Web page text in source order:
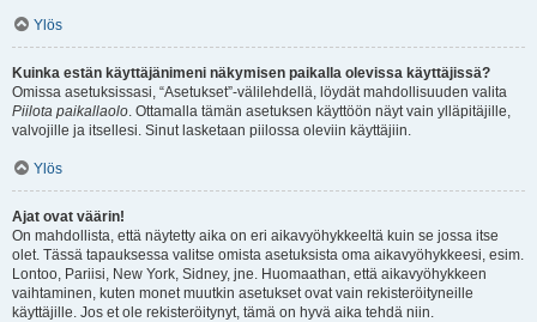
Ylös
Kuinka estän käyttäjänimeni näkymisen paikalla olevissa käyttäjissä?
Omissa asetuksissasi, “Asetukset”-välilehdellä, löydät mahdollisuuden valita
Piilota paikallaolo. Ottamalla tämän asetuksen käyttöön näyt vain ylläpitäjille,
valvojille ja itsellesi. Sinut lasketaan piilossa oleviin käyttäjiin.
Ylös
Ajat ovat väärin!
On mahdollista, että näytetty aika on eri aikavyöhykkeeltä kuin se jossa itse
olet. Tässä tapauksessa valitse omista asetuksista oma aikavyöhykkeesi, esim.
Lontoo, Pariisi, New York, Sidney, jne. Huomaathan, että aikavyöhykkeen
vaihtaminen, kuten monet muutkin asetukset ovat vain rekisteröityneille
käyttäjille. Jos et ole rekisteröitynyt, tämä on hyvä aika tehdä niin.